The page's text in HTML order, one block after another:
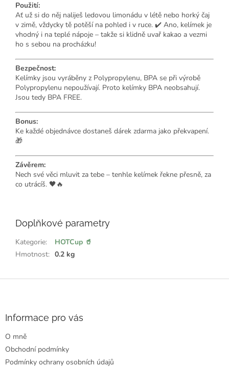
Použití:
Ať už si do něj naliješ ledovou limonádu v létě nebo horký čaj
v zimě, vždycky tě potěší na pohled i v ruce. ✔️ Ano, kelímek je
vhodný i na teplé nápoje – takže si klidně uvař kakao a vezmi
ho s sebou na procházku!
Bezpečnost:
Kelímky jsou vyráběny z Polypropylenu, BPA se při výrobě
Polypropylenu nepoužívají. Proto kelímky BPA neobsahují.
Jsou tedy BPA FREE.
Bonus:
Ke každé objednávce dostaneš dárek zdarma jako překvapení.
🎁
Závěrem:
Nech své věci mluvit za tebe – tenhle kelímek řekne přesně, za
co utrácíš. 🖤🔥
Doplňkové parametry
Kategorie:
HOTCup 🥤
Hmotnost: 0.2 kg
Informace pro vás
O mně
Obchodní podmínky
Podmínky ochrany osobních údajů